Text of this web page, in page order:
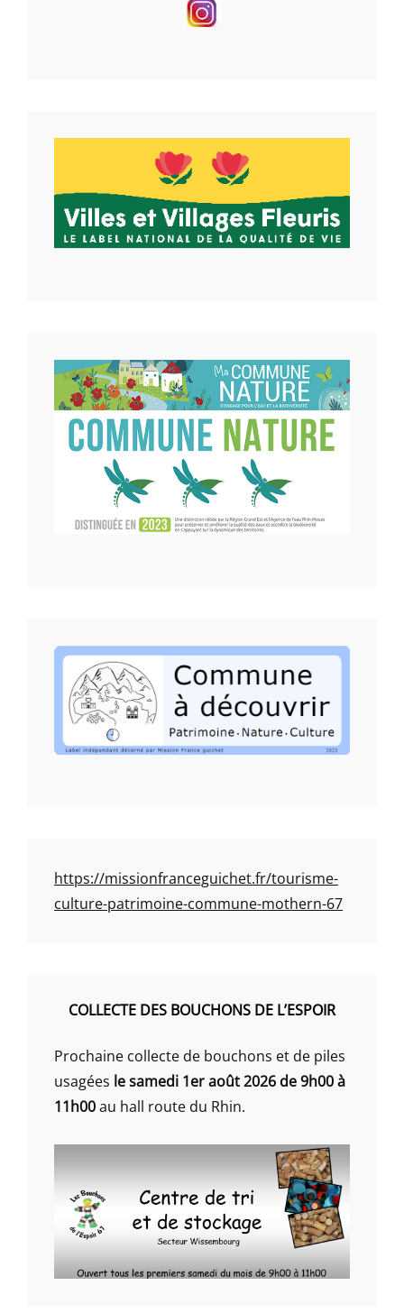
https://missionfranceguichet.fr/tourisme-
culture-patrimoine-commune-mothern-67
COLLECTE DES BOUCHONS DE L’ESPOIR
Prochaine collecte de bouchons et de piles
usagées le samedi 1er août 2026 de 9h00 à
11h00au hall route du Rhin.